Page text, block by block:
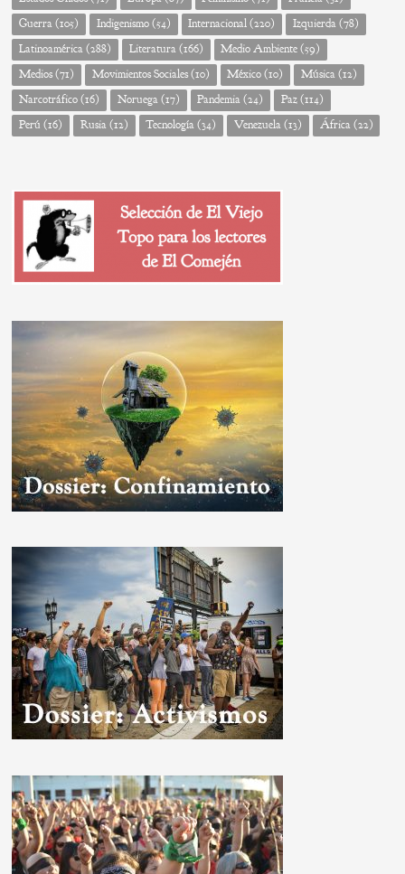
Guerra(105) Indigenismo(54) Internacional(220) Izquierda(78)
Latinoamérica(288) Literatura(166) Medio Ambiente(59)
Medios(71) Movimientos Sociales(10) México(10) Música(12)
Narcotráfico(16) Noruega(17) Pandemia(24) Paz(114)
Perú (16) Rusia(12) Tecnología(34) Venezuela(13) África(22)